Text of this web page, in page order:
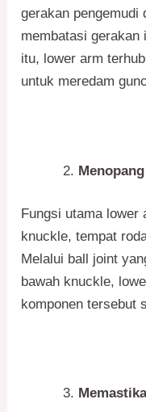
gerakan pengemudi
membatasi gerakan
itu, lower arm
untuk meredam
Fungsi utama lower
knuckle, tempat
Melalui ball joint
bawah knuckle,
komponen tersebut